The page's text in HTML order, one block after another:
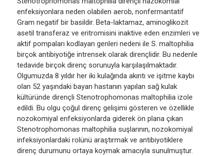
enfeksiyonlara neden olabilen aerob, nonfermantatif
Gram negatif bir basildir. Beta-laktamaz, aminoglikozit
asetil transferaz ve eritromisini inaktive eden enzimleri ve
aktif pompaları kodlayan genleri nedeni ile S. maltophilia
birçok antibiyotiğe intrensek olarak dirençlidir. Bu nedenle
tedavide birçok direnç sorunuyla karşılaşılmaktadır.
Olgumuzda 8 yıldır her iki kulağında akıntı ve işitme kaybı
olan 52 yaşındaki bayan hastanın yapılan sağ kulak
kültüründe dirençli Stenotrophomonas maltophilia izole
edildi. Bu olgu çoğul direnç gelişimi gösteren ve özellikle
nozokomiyal enfeksiyonlarda giderek ön plana çıkan
Stenotrophomonas maltophilia suşlarının, nozokomiyal
infeksiyonlardaki rolünü araştırmak ve antibiyotiklere
direnç durumunu ortaya koymak amacıyla sunulmuştur.